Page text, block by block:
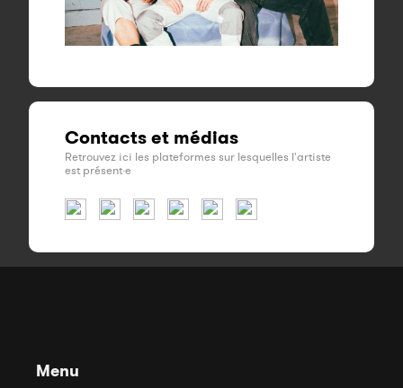
Contacts et médias
Retrouvez ici les plateformes sur lesquelles l'artiste
est présent·e
Menu